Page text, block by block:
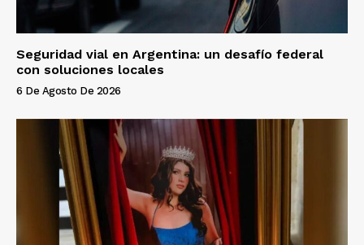
Seguridad vial en Argentina: un desafío federal
con soluciones locales
6 De Agosto De 2026